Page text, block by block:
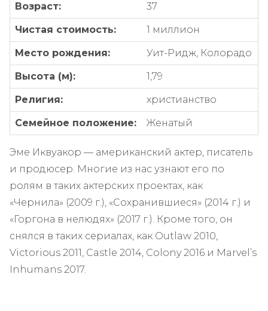
Возраст: 37
Чистая стоимость: 1 миллион
Место рождения: Уит-Ридж, Колорадо
Высота (м): 1,79
Религия: христианство
Семейное положение: Женатый
Эме Иквуакор — американский актер, писатель
и продюсер. Многие из нас узнают его по
ролям в таких актерских проектах, как
«Чернила» (2009 г.), «Сохранившиеся» (2014 г.) и
«Горгона в нелюдях» (2017 г.). Кроме того, он
снялся в таких сериалах, как Outlaw 2010,
Victorious 2011, Castle 2014, Colony 2016 и Marvel’s
Inhumans 2017.